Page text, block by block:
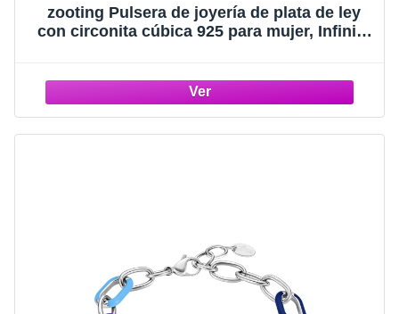
zooting Pulsera de joyería de plata de ley
con circonita cúbica 925 para mujer, Infinity